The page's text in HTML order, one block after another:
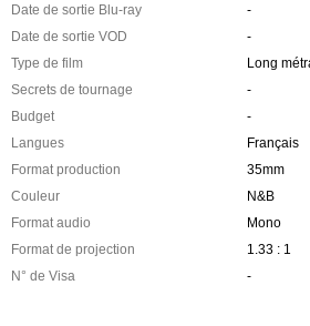
Date de sortie Blu-ray
-
Date de sortie VOD
-
Type de film
Long
Secrets de tournage
-
Budget
-
Langues
Français
Format production
35mm
Couleur
N&B
Format audio
Mono
Format de projection
1.33 : 1
N° de Visa
-